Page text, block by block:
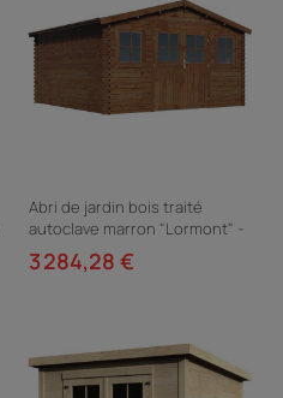
Abri de jardin bois traité
autoclave marron "Lormont" -
21,2 m² - 28 mm
3 284,28 €